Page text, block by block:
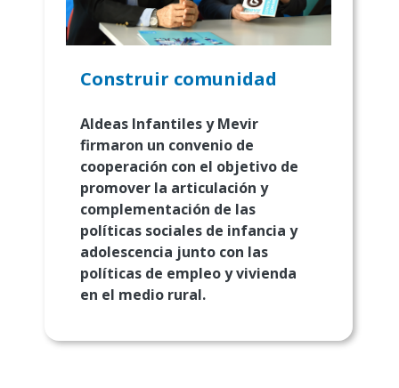
Construir comunidad
Aldeas Infantiles y Mevir
firmaron un convenio de
cooperación con el objetivo de
promover la articulación y
complementación de las
políticas sociales de infancia y
adolescencia junto con las
políticas de empleo y vivienda
en el medio rural.